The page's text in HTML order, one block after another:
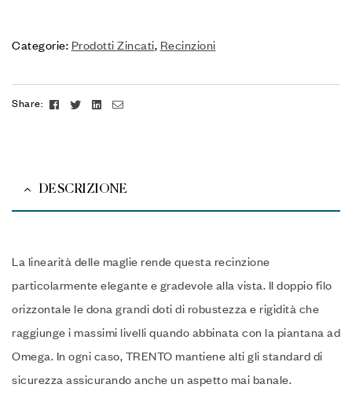
Categorie: Prodotti Zincati, Recinzioni
Share: FacebookTwitterLinkedin
Email
DESCRIZIONE
La linearità delle maglie rende questa recinzione
particolarmente elegante e gradevole alla vista. Il doppio filo
orizzontale le dona grandi doti di robustezza e rigidità che
raggiunge i massimi livelli quando abbinata con la piantana ad
Omega. In ogni caso, TRENTO mantiene alti gli standard di
sicurezza assicurando anche un aspetto mai banale.